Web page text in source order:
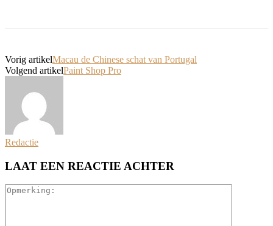
Vorig artikelMacau de Chinese schat van Portugal
Volgend artikelPaint Shop Pro
Redactie
LAAT EEN REACTIE ACHTER